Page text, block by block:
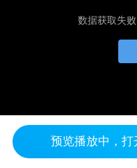
数据获取失
预览播放中，打